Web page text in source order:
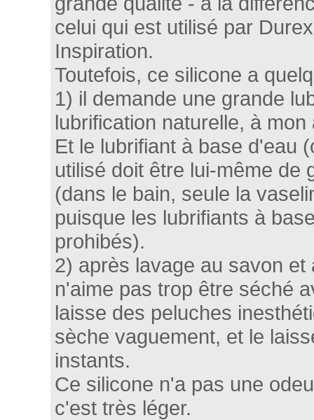
celui qui est utilisé par
Inspiration.
Toutefois, ce silicone a
1) il demande une grande
lubrification naturelle, à
Et le lubrifiant à base d'eau
utilisé doit être lui-même de
(dans le bain, seule la
puisque les lubrifiants à
prohibés).
2) après lavage au savon et
n'aime pas trop être séché
laisse des peluches
sèche vaguement, et le
instants.
Ce silicone n'a pas une
c'est très léger.